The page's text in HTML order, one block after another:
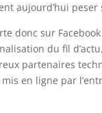
aujourd’hui
donc sur
du fil
partenaires
en ligne par